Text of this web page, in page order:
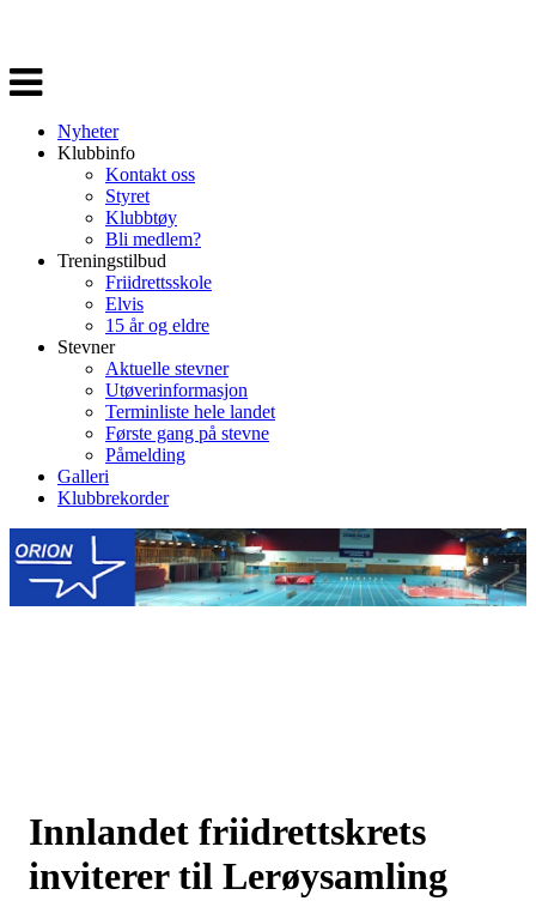
Veksle
navigasjon
Nyheter
Klubbinfo
Kontakt oss
Styret
Klubbtøy
Bli medlem?
Treningstilbud
Friidrettsskole
Elvis
15 år og eldre
Stevner
Aktuelle stevner
Utøverinformasjon
Terminliste hele landet
Første gang på stevne
Påmelding
Galleri
Klubbrekorder
Innlandet friidrettskrets
inviterer til Lerøysamling